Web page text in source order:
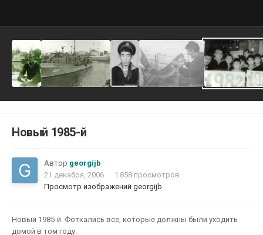
Новый 1985-й
Автор georgijb
21 декабря, 2006
1 858 просмотров
Просмотр изображений georgijb
Новый 1985-й. Фоткались все, которые должны были уходить
домой в том году.